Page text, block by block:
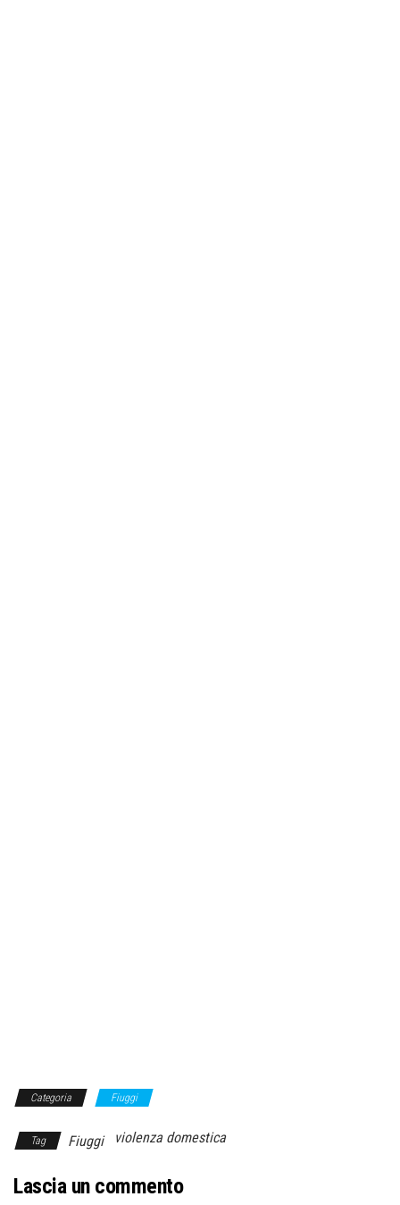
Categoria Fiuggi
Tag Fiuggi violenza domestica
Lascia un commento